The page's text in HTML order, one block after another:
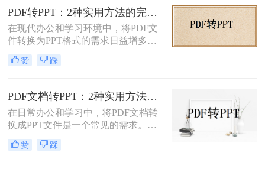
和动态展示效果。那么pdf转ppt怎么
操作呢？本文将介绍五种将PDF转换
为PPT的方法，帮助您轻松完成这一
任务。
PDF转PPT：2种实用方法的完整操作流程和格式保留对比！
在现代办公和学习环境中，将PDF文
件转换为PPT格式的需求日益增多。
无论是为了更方便地编辑内容，还是
为了在演示文稿中更好地展示信息，
能。那么如何把PDF转换成PPT呢？
本文将介绍两种高效的PDF转PPT方
法，帮助您根据自己的需求选择最合
适的方式。
赞 踩
PDF文档转PPT：2种实用方法的关键参数和输出对比！
在日常办公和学习中，将PDF文档转
换成PPT文件是一个常见的需求。
PDF文件因其跨平台性和格式稳定性
而广受欢迎，但在某些情况下，我们
赞 踩